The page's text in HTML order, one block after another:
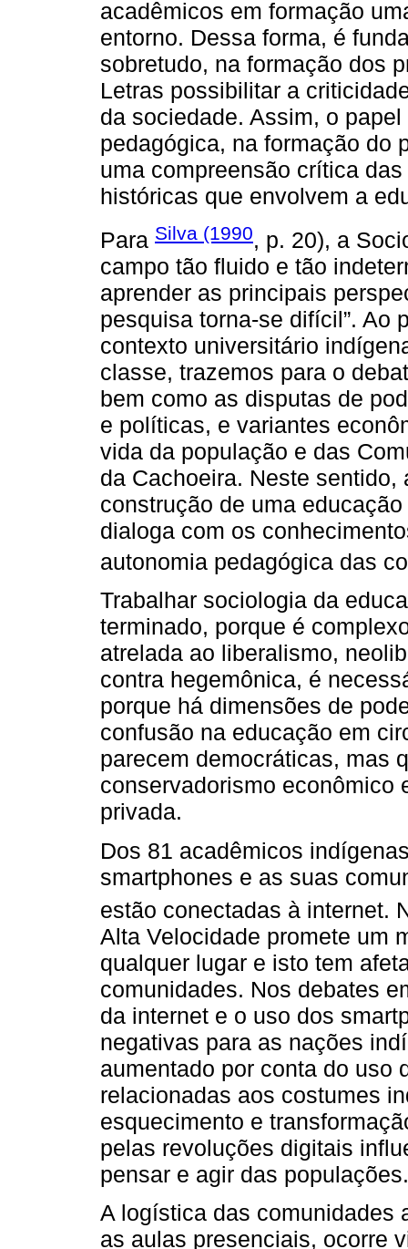
acadêmicos em formação
entorno. Dessa forma, é
sobretudo, na formação dos
Letras possibilitar a
da sociedade. Assim, o
pedagógica, na formação do
uma compreensão crítica
históricas que envolvem a
Para Silva (1990, p. 20), a
campo tão fluido e tão
aprender as principais
pesquisa torna-se difícil”. Ao
contexto universitário
classe, trazemos para o
bem como as disputas de
e políticas, e variantes
vida da população e das
da Cachoeira. Neste
construção de uma
dialoga com os
autonomia pedagógica das
Trabalhar sociologia da
terminado, porque é
atrelada ao liberalismo,
contra hegemônica, é
porque há dimensões de
confusão na educação em
parecem democráticas, mas
conservadorismo econômico
privada.
Dos 81 acadêmicos
smartphones e as suas
estão conectadas à internet.
Alta Velocidade promete um
qualquer lugar e isto tem
comunidades. Nos debates
da internet e o uso dos
negativas para as nações
aumentado por conta do uso
relacionadas aos costumes
esquecimento e
pelas revoluções digitais
pensar e agir das populações.
A logística das comunidades
as aulas presenciais, ocorre